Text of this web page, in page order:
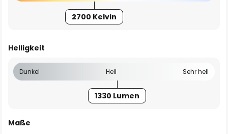
2700 Kelvin
Helligkeit
Dunkel Hell Sehr hell
1330 Lumen
Maße